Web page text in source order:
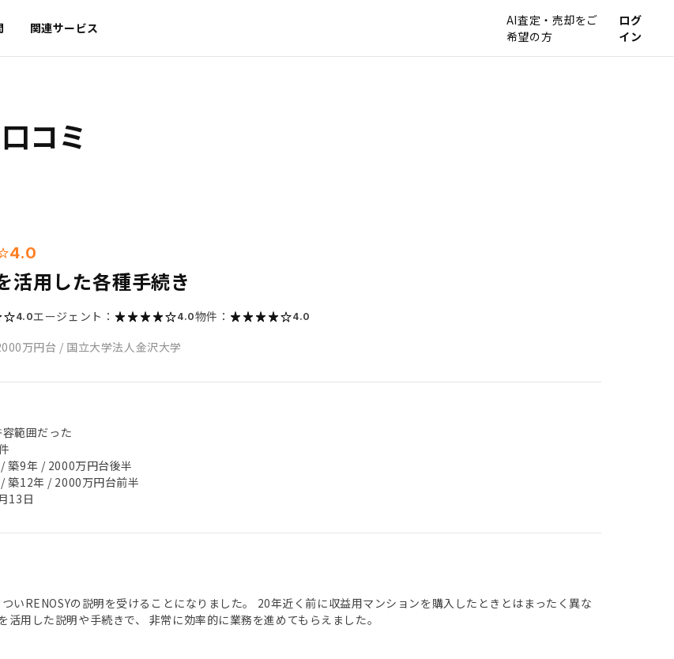
関連サービス
AI査定・売却をご
希望の方
ログ
イン
コミ
4.0
活用した各種手続き
4.0エージェント： 4.0物件： 4.0
万円台 / 国立大学法人金沢大学
容範囲だった
築9年 / 2000万円台後半
築12年 / 2000万円台前半
13日
いRENOSYの説明を受けることになりました。 20年近く前に収益用マンションを購入したときとはまったく異な
活用した説明や手続きで、 非常に効率的に業務を進めてもらえました。